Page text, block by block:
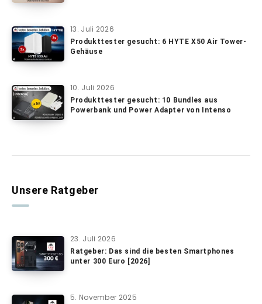
13. Juli 2026
Produkttester gesucht: 6 HYTE X50 Air Tower-
Gehäuse
10. Juli 2026
Produkttester gesucht: 10 Bundles aus
Powerbank und Power Adapter von Intenso
Unsere Ratgeber
23. Juli 2026
Ratgeber: Das sind die besten Smartphones
unter 300 Euro [2026]
5. November 2025